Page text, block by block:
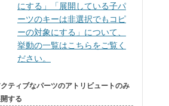
にする」「展開している子パ
ーツのキーは非選択でもコピ
ーの対象にする」について、
挙動の一覧はこちらをご覧く
ださい。
ティブなパーツのアトリビュートのみ
する